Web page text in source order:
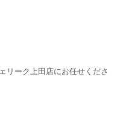
リーク上田店にお任せくださ